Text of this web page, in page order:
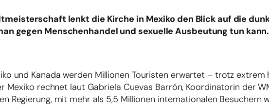
lenkt die Kirche in Mexiko den Blick auf die
gegen Menschenhandel und sexuelle Ausbeutung tun kann.
und Kanada werden Millionen Touristen erwartet – trotz extrem
Mexiko rechnet laut Gabriela Cuevas Barrón, Koordinatorin der
Regierung, mit mehr als 5,5 Millionen internationalen Besuchern